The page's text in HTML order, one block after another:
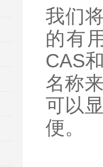
我们
的有
CAS
名称
可以
便。